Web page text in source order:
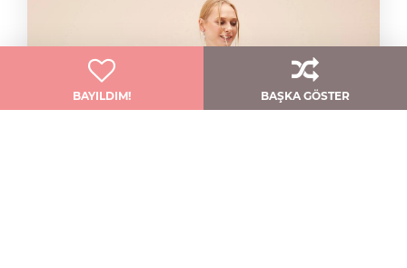
BAYILDIM! BAŞKA GÖSTER